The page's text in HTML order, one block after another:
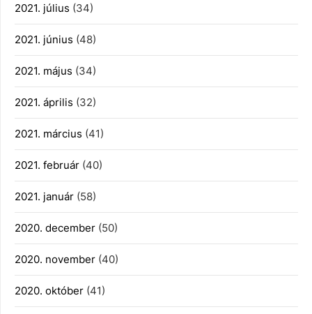
2021. július (34)
2021. június (48)
2021. május (34)
2021. április (32)
2021. március (41)
2021. február (40)
2021. január (58)
2020. december (50)
2020. november (40)
2020. október (41)